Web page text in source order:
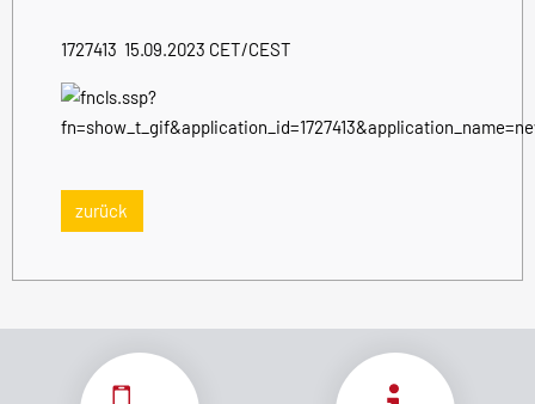
1727413 15.09.2023 CET/CEST
zurück